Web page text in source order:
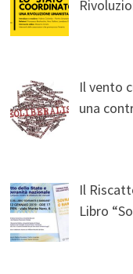
Il vento
una
Il
Libro